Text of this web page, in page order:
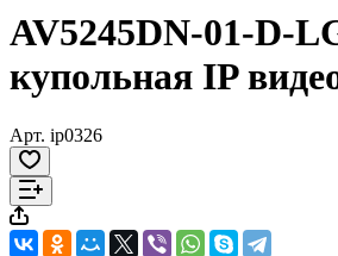
AV5245DN-01-D-
купольная IP
Арт. ip0326